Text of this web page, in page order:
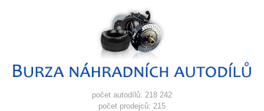
počet autodílů: 218 242
počet prodejců: 215